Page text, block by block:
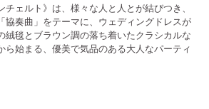
チェルト》は、様々な人と人とが結びつき、
協奏曲」をテーマに、ウェディングドレスが
絨毯とブラウン調の落ち着いたクラシカルな
ら始まる、優美で気品のある大人なパーティ